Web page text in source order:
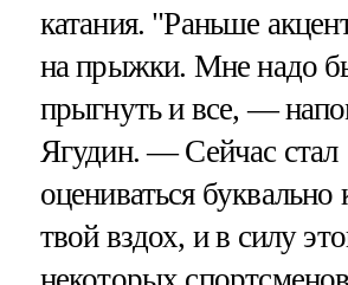
катания. "Раньше
на прыжки. Мне надо
прыгнуть и все, —
Ягудин. — Сейчас стал
оцениваться
твой вздох, и в силу